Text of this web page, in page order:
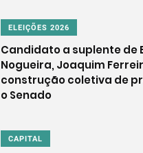
ELEIÇÕES 2026
Candidato a suplente de
Nogueira, Joaquim
construção coletiva de
o Senado
CAPITAL